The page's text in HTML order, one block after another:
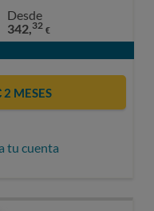
Desde
342,32 €
MESES
tu cuenta